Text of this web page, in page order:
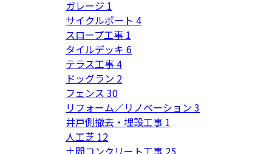
ガレージ 1
サイクルポート 4
スロープ工事 1
タイルデッキ 6
テラス工事4
ドッグラン 2
フェンス 30
リフォーム／リノベーション 3
井戸側撤去・埋設工事 1
人工芝 12
土間コンクリート工事 25